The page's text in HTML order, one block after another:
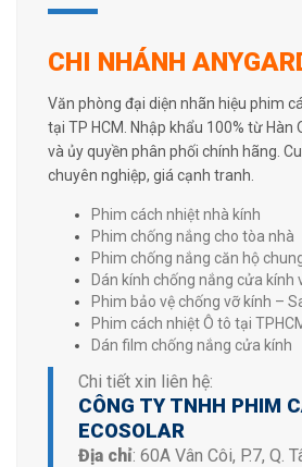
CHI NHÁNH
Văn phòng đại diện nhãn hiệu phim
tại TP HCM. Nhập khẩu 100% từ Hàn
và ủy quyền phân phối chính hãng.
chuyên nghiệp, giá cạnh tranh.
Phim cách nhiệt nhà kính
Phim chống nắng cho tòa nhà
Phim chống nắng căn hộ
Dán kính chống nắng cửa kính
Phim bảo vệ chống vỡ kính –
Phim cách nhiệt Ô tô tại
Dán film chống nắng cửa kính
Chi tiết xin liên hệ:
CÔNG TY TNHH PHIM
ECOSOLAR
Địa chỉ: 60A Vân Côi, P.7, Q.